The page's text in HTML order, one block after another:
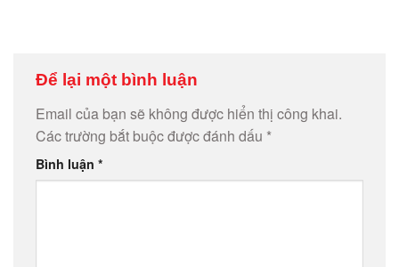
Để lại một bình luận
Email của bạn sẽ không được hiển thị công khai.
Các trường bắt buộc được đánh dấu *
Bình luận *